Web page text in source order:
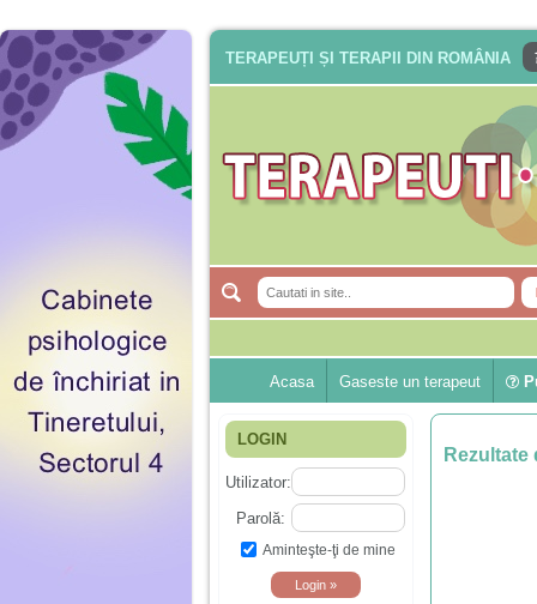
TERAPEUȚI ȘI TERAPII DIN ROMÂNIA
Acasa Gaseste un terapeut
LOGIN
Utilizator:
Parolă:
Aminteşte-ţi de mine
Rezultate